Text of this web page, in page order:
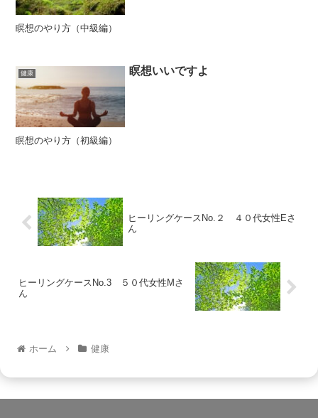
瞑想のやり方（中級編）
健康 瞑想いいですよ
瞑想のやり方（初級編）
ヒーリングケースNo.２ ４０代女性Eさ
ん
ヒーリングケースNo.3 ５０代女性Mさ
ん
ホーム 健康